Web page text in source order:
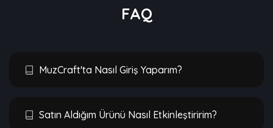
FAQ
MuzCraft'ta Nasıl Giriş Yaparım?
Satın Aldığım Ürünü Nasıl Etkinleştiririm?